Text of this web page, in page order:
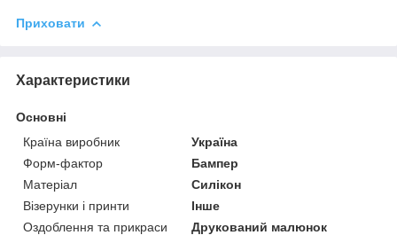
Приховати
Характеристики
Основні
Країна виробник
Україна
Форм-фактор
Бампер
Матеріал
Силікон
Візерунки і принти
Інше
Оздоблення та прикраси
Друкований малюнок